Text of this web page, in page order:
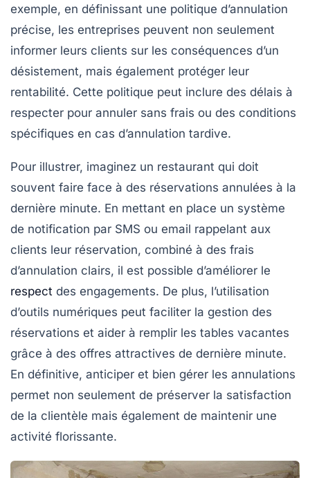
exemple, en définissant une politique d’annulation
précise, les entreprises peuvent non seulement
informer leurs clients sur les conséquences d’un
désistement, mais également protéger leur
rentabilité. Cette politique peut inclure des délais à
respecter pour annuler sans frais ou des conditions
spécifiques en cas d’annulation tardive.
Pour illustrer, imaginez un restaurant qui doit
souvent faire face à des réservations annulées à la
dernière minute. En mettant en place un système
de notification par SMS ou email rappelant aux
clients leur réservation, combiné à des frais
d’annulation clairs, il est possible d’améliorer le
respect des engagements. De plus, l’utilisation
d’outils numériques peut faciliter la gestion des
réservations et aider à remplir les tables vacantes
grâce à des offres attractives de dernière minute.
En définitive, anticiper et bien gérer les annulations
permet non seulement de préserver la satisfaction
de la clientèle mais également de maintenir une
activité florissante.